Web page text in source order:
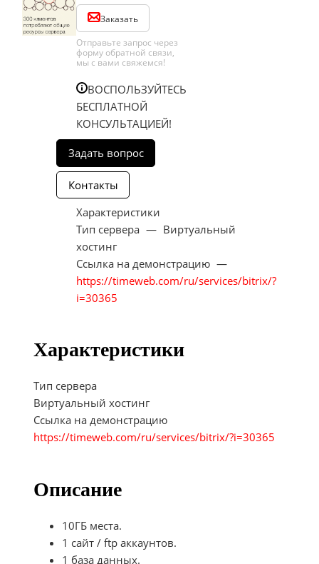
Заказать
Отправьте запрос через
форму обратной связи,
мы с вами свяжемся!
ВОСПОЛЬЗУЙТЕСЬ
БЕСПЛАТНОЙ
КОНСУЛЬТАЦИЕЙ!
Характеристики
Тип сервера — Виртуальный
хостинг
Ссылка на демонстрацию —
https://timeweb.com/ru/services/bitrix/?
i=30365
Характеристики
Тип сервера
Виртуальный хостинг
Ссылка на демонстрацию
https://timeweb.com/ru/services/bitrix/?i=30365
Описание
10ГБ места.
1 сайт / ftp аккаунтов.
1 база данных.